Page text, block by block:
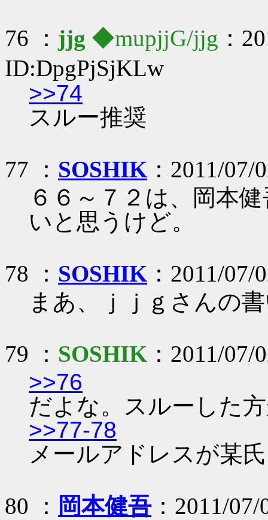
76 ： jjg ◆mupjjG/jjg ：
ID:DpgPjSjKLw
>>74
スルー推奨
77 ： SOSHIK ：2011/
６６～７２は、岡本
いと思うけど。
78 ： SOSHIK ：2011/
まあ、ｊｊｇさんの
79 ： SOSHIK ：2011/
>>76
だよな。スルーした
>>77-78
メールアドレスが某
80 ： 岡本健吾：2011/07/